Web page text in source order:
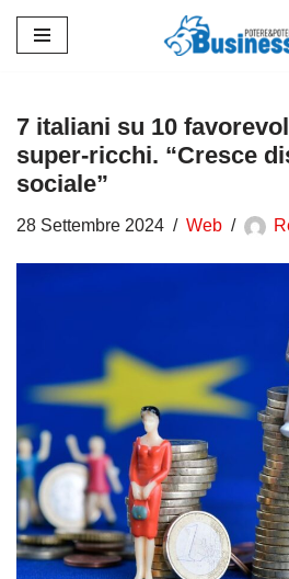
contenuto
7 italiani su 10
super-ricchi. “Cresce
sociale”
28 Settembre 2024 Web